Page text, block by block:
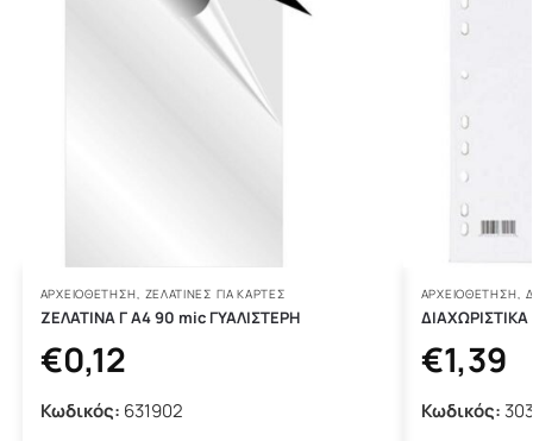
ΑΡΧΕΙΟΘΕΤΗΣΗ, ΖΕΛΑΤΙΝΕΣ ΓΙΑ ΚΑΡΤΕΣ
ΖΕΛΑΤΙΝΑ Γ Α4 90 mic ΓΥΑΛΙΣΤΕΡΗ
€0,12
Κωδικός: 631902
ΑΡΧΕΙΟΘΕΤΗΣΗ,
€1,39
Κωδικός: